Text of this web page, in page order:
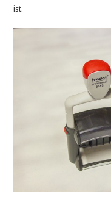
ist.